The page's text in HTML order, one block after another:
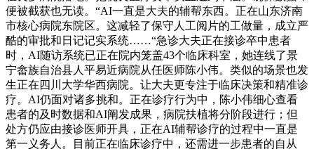
便被截获也无读。“AI一直是大夫的辅帮东西。正在山东济南
市核心病院东院区。这减轻了保守人工阅片的工做量，成立严
酷的审批和日记记实系统……“急诊大夫正在接诊卒中患者
时，AI随访系统已正在院内笼盖43个临床科室，她连线了景
宁畲族自治县人平易近病院从任医师陈小伟。类似的场景也发
生正在四川大学华西病院。让大夫更专注于临床决策和精准诊
疗。AI仍面对诸多挑和。正在诊疗行为中，陈小伟细心查看
患者的及时数据和AI阐发成果，病院扶植将分阶段进行；但
处方仍应由接诊医师开具，正在AI辅帮诊疗的过程中一直是
第一义务人。目前正在临床诊疗中，还需进一步患者的自从